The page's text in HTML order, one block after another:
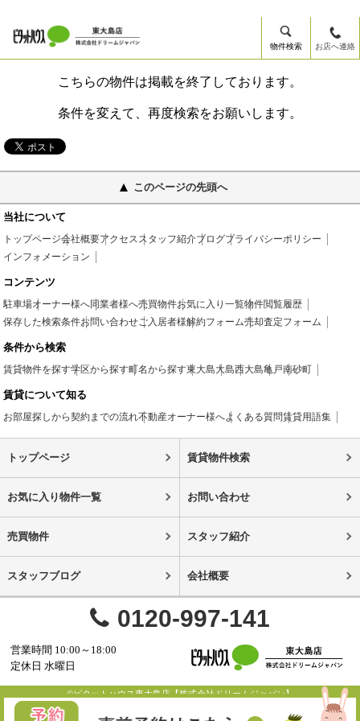
物件検索 お店へ連絡
こちらの物件は掲載を終了しております。
条件を変えて、再度検索をお願いします。
このページの先頭へ
当社について
トップページ会社概要アクセススタッフ紹介ブログプライバシーポリシー
インフォメーション
コンテンツ
駐車場オーナー様へ同業者様へ売買物件お気に入り一覧物件閲覧履歴
保存した検索条件お問い合わせご入居者様解約フォーム売却査定フォーム
条件から検索
賃貸物件を探す学区から探す町名から探す東大島大島西大島亀戸南砂町
賃貸について知る
お部屋探しから契約までの流れ不動産オーナー様へよくある質問賃貸用語集
トップページ 賃貸物件検索
お気に入り物件一覧 お問い合わせ
売買物件 スタッフ紹介
スタッフブログ 会社概要
0120-997-141
営業時間 10:00～18:00
定休日 水曜日
©ピタットハウス東大島店【株式会社ドリームジャパン】